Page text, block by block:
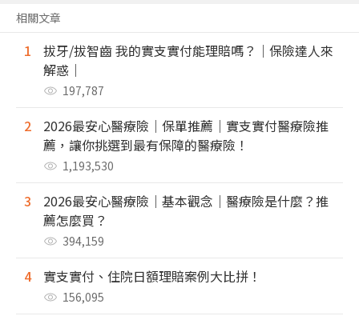
相關文章
1
拔牙/拔智齒 我的實支實付能理賠嗎？｜保險達人來
解惑｜
197,787
2
2026最安心醫療險｜保單推薦｜實支實付醫療險推
薦，讓你挑選到最有保障的醫療險！
1,193,530
3
2026最安心醫療險｜基本觀念｜醫療險是什麼？推
薦怎麼買？
394,159
4 實支實付、住院日額理賠案例大比拼！
156,095